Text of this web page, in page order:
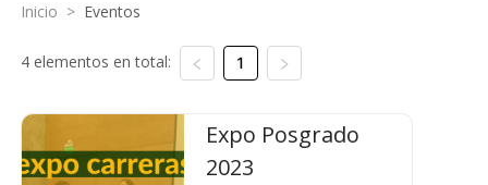
Inicio > Eventos
4 elementos en total: 1
Expo Posgrado
2023